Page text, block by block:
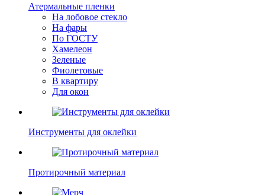
Атермальные пленки
На лобовое стекло
На фары
По ГОСТУ
Хамелеон
Зеленые
Фиолетовые
В квартиру
Для окон
Инструменты для оклейки
Протирочный материал